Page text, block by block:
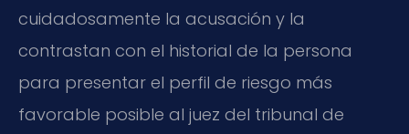
cuidadosamente la acusación y la
contrastan con el historial de la persona
para presentar el perfil de riesgo más
favorable posible al juez del tribunal de